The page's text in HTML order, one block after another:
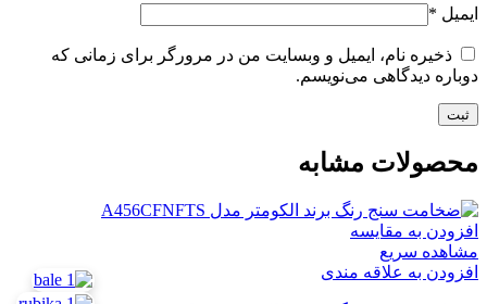
ایمیل *
ذخیره نام، ایمیل و وبسایت من در مرورگر برای زمانی که
دوباره دیدگاهی می‌نویسم.
محصولات مشابه
افزودن به مقایسه
مشاهده سریع
افزودن به علاقه مندی